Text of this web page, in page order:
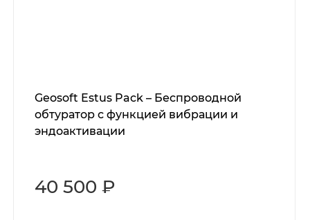
Geosoft Estus Pack – Беспроводной
обтуратор с функцией вибрации и
эндоактивации
40 500 ₽